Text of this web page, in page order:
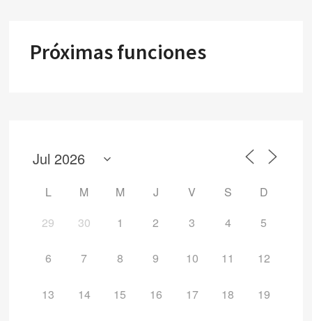
Próximas funciones
L M M J V S
D
29
30 1 2 3 4 5
6 7 8 9 10 11 12
13 14 15 16 17 18 19